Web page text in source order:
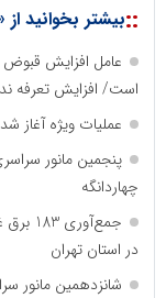
::بیشتر بخوانید
عامل افزایش قبوض
است/ افزایش تعرفه
عملیات ویژه آغاز
پنجمین مانور
چهاردانگه
در استان تهران
شانزدهمین مانور